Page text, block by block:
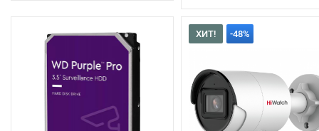
ХИТ! -48%